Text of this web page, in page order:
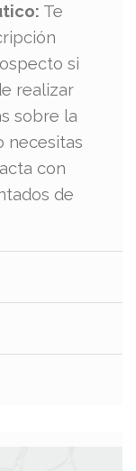
Te
si
realizar
sobre la
necesitas
con
de